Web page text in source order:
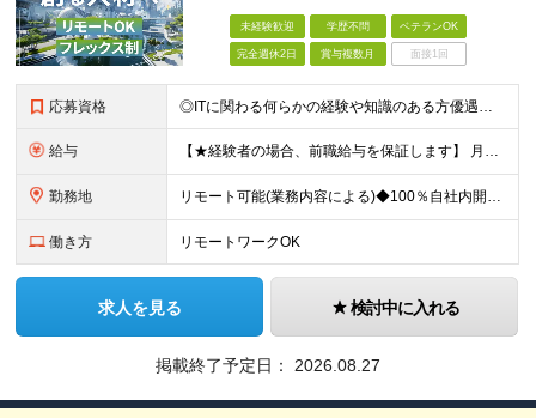
未経験歓迎 学歴不問 ベテランOK
完全週休2日 賞与複数月 面接1回
応募資格 ◎ITに関わる何らかの経験や知識のある方優遇！ ★20代～30代活躍中 ★未経験歓迎 ■学歴不問
給与 【★経験者の場合、前職給与を保証します】 月給30万円以上＋賞与年2回（※5ヶ月分支給実績あり） ※上記は最低保証額です。 ご経験やスキルに応じて当社規定内で決定します ※試用期間3ヶ月間あり・労
勤務地 リモート可能(業務内容による)◆100％自社内開発 所在地：神奈川県横浜市港北区新横浜3-8-11 メットライフ新横浜ビル10F (変更の範囲)上記を除く当社関連勤務地 ※機器の導入立会いのため出
働き方 リモートワークOK
求人を見る 検討中に入れる
掲載終了予定日： 2026.08.27